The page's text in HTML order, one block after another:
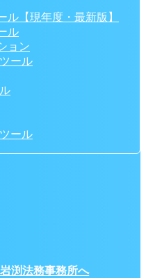
ル【現年度・最新版】
ル
ョン
ール
ール
渕法務事務所へ